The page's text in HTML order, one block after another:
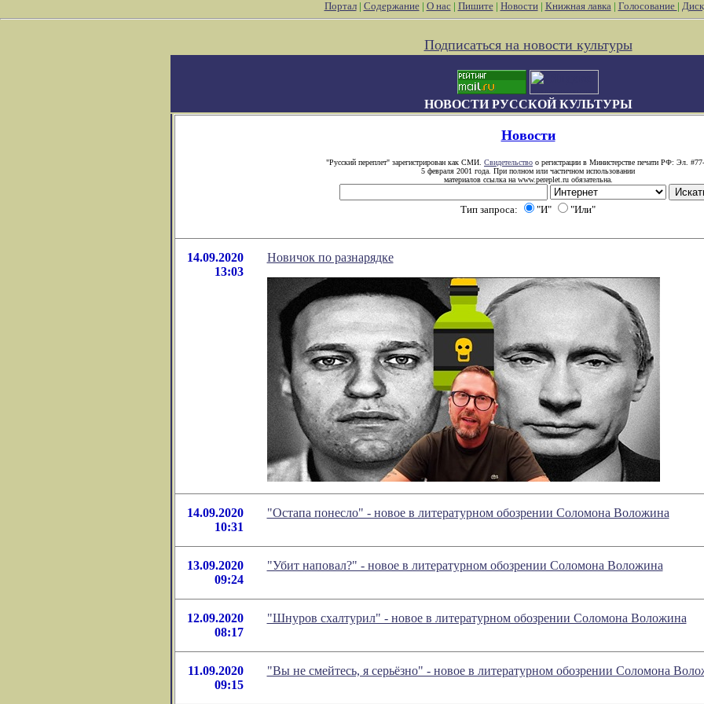
Портал| Содержание| О нас| Пишите| Новости| Книжная лавка| Голосование |
Подписаться на новости культуры
НОВОСТИ РУССКОЙ КУЛЬТУРЫ
Новости
"Русский переплет" зарегистрирован как СМИ. Свидетельство о регистрации в Министерстве печати РФ: Эл.
5 февраля 2001 года. При полном или частичном использовании
материалов ссылка на www.pereplet.ru обязательна.
Тип запроса: "И" "Или"
14.09.2020
13:03
Новичок по разнарядке
14.09.2020
10:31
"Остапа понесло" - новое в литературном обозрении Соломона Воложина
13.09.2020
09:24
"Убит наповал?" - новое в литературном обозрении Соломона Воложина
12.09.2020
08:17
"Шнуров схалтурил" - новое в литературном обозрении Соломона Воложина
11.09.2020
09:15
"Вы не смейтесь, я серьёзно" - новое в литературном обозрении Соломона